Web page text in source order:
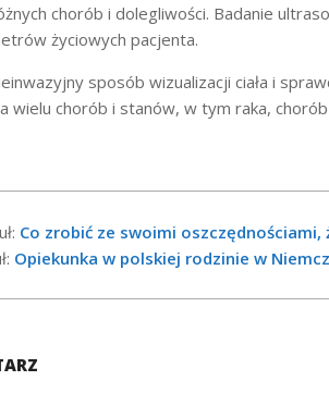
chorób i dolegliwości. Badanie
życiowych pacjenta.
sposób wizualizacji ciała i
wielu chorób i stanów, w tym raka,
Co zrobić ze swoimi oszczędnościami,
Opiekunka w polskiej rodzinie w